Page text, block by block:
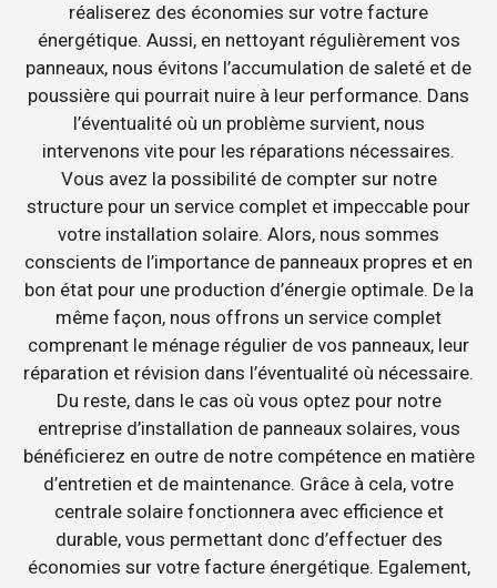
réaliserez des économies sur votre facture
énergétique. Aussi, en nettoyant régulièrement vos
panneaux, nous évitons l’accumulation de saleté et de
poussière qui pourrait nuire à leur performance. Dans
l’éventualité où un problème survient, nous
intervenons vite pour les réparations nécessaires.
Vous avez la possibilité de compter sur notre
structure pour un service complet et impeccable pour
votre installation solaire. Alors, nous sommes
conscients de l’importance de panneaux propres et en
bon état pour une production d’énergie optimale. De la
même façon, nous offrons un service complet
comprenant le ménage régulier de vos panneaux, leur
réparation et révision dans l’éventualité où nécessaire.
Du reste, dans le cas où vous optez pour notre
entreprise d’installation de panneaux solaires, vous
bénéficierez en outre de notre compétence en matière
d’entretien et de maintenance. Grâce à cela, votre
centrale solaire fonctionnera avec efficience et
durable, vous permettant donc d’effectuer des
économies sur votre facture énergétique. Egalement,